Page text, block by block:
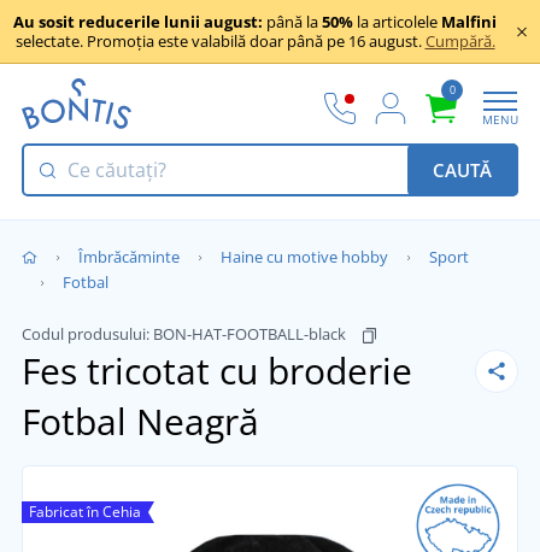
Au sosit reducerile lunii august: până la50% la articolele Malfini
selectate. Promoția este valabilă doar până pe 16 august.Cumpără.
0
MENU
CAUTĂ
Îmbrăcăminte Haine cu motive hobby
Sport
Fotbal
Codul produsului: BON-HAT-FOOTBALL-black
Fes tricotat cu broderie
Fotbal Neagră
Fabricat în Cehia